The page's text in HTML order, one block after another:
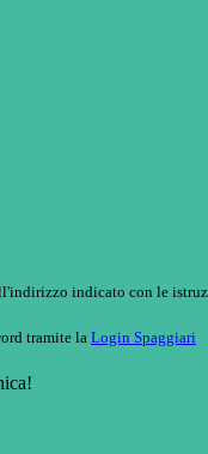
indicato con le
tramite la Login Spaggiari